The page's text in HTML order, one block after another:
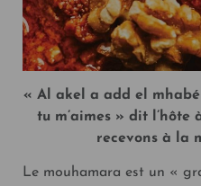
« Al akel a add el
tu m’aimes » dit l’hôte
recevons à la
Le mouhamara est un «